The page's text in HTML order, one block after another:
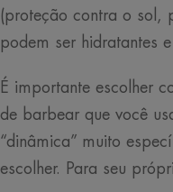
(proteção contra o sol,
podem ser hidratantes
É importante escolher
de barbear que você
“dinâmica” muito
escolher. Para seu